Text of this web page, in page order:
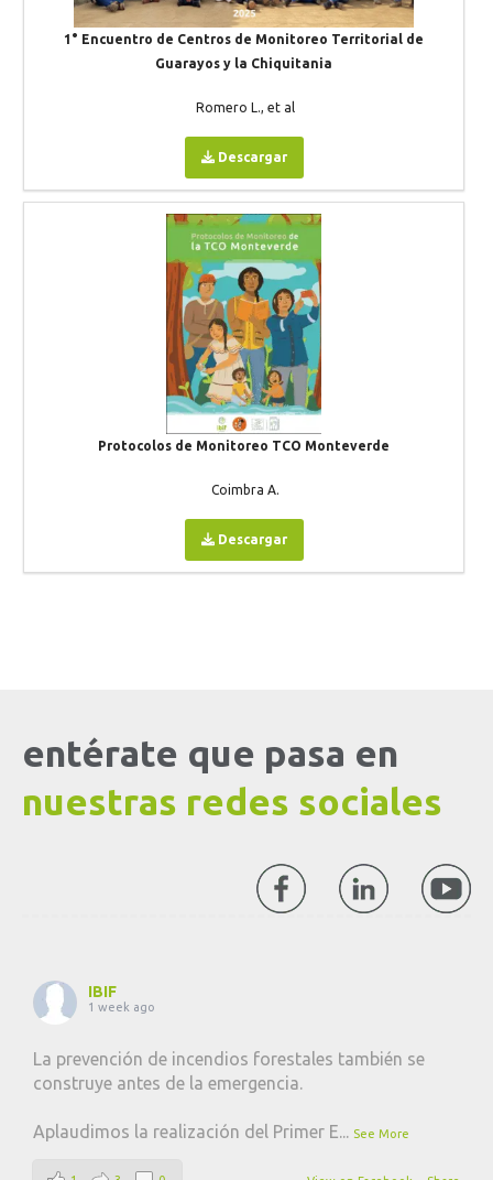
1° Encuentro de Centros de Monitoreo Territorial de
Guarayos y la Chiquitania
Romero L., et al
Descargar
Protocolos de Monitoreo TCO Monteverde
Coimbra A.
Descargar
entérate que pasa en
nuestras redes sociales
IBIF
1 week ago
La prevención de incendios forestales también se
construye antes de la emergencia.
Aplaudimos la realización del Primer E... See More